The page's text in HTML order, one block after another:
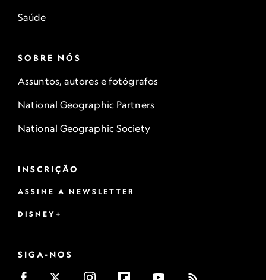
Saúde
SOBRE NÓS
Assuntos, autores e fotógrafos
National Geographic Partners
National Geographic Society
INSCRIÇÃO
ASSINE A NEWSLETTER
DISNEY+
SIGA-NOS